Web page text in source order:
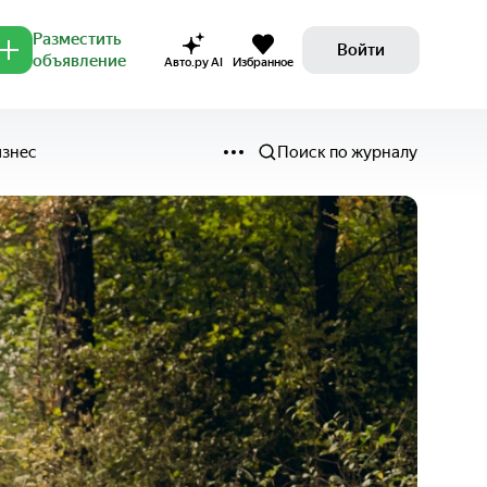
Разместить
объявление
Авто.ру AI Избранное
Войти
Поиск по журналу